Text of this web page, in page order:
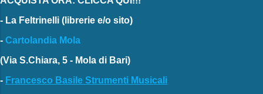
- La Feltrinelli (librerie e/o sito)
- Cartolandia Mola
(Via S.Chiara, 5 - Mola di Bari)
- Francesco Basile Strumenti Musicali